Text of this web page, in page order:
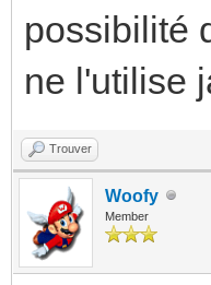
possibilité
ne l'utilise
Trouver
Woofy
Member